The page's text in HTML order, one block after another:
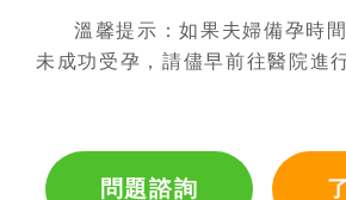
溫馨提示：如果夫婦備孕時
未成功受孕，請儘早前往醫院進
問題諮詢